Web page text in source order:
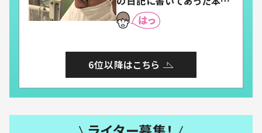
とは
6位以降はこちら